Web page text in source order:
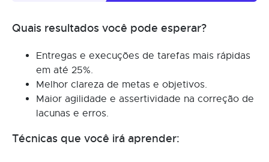
Quais resultados você pode esperar?
Entregas e execuções de tarefas mais rápidas
em até 25%.
Melhor clareza de metas e objetivos.
Maior agilidade e assertividade na correção de
lacunas e erros.
Técnicas que você irá aprender: